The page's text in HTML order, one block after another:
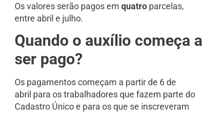
Os valores serão pagos em quatro parcelas,
entre abril e julho.
Quando o auxílio começa a
ser pago?
Os pagamentos começam a partir de 6 de
abril para os trabalhadores que fazem parte do
Cadastro Único e para os que se inscreveram